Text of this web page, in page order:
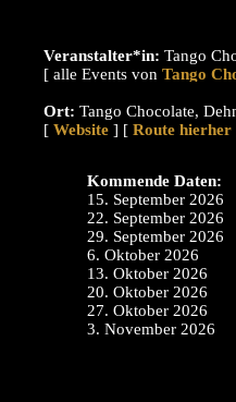
Veranstalter*in: Tango
[ alle Events von
Ort: Tango Chocolate,
[ Website ] [ Route hierher
Kommende Daten:
15. September 2026
22. September 2026
29. September 2026
6. Oktober 2026
13. Oktober 2026
20. Oktober 2026
27. Oktober 2026
3. November 2026